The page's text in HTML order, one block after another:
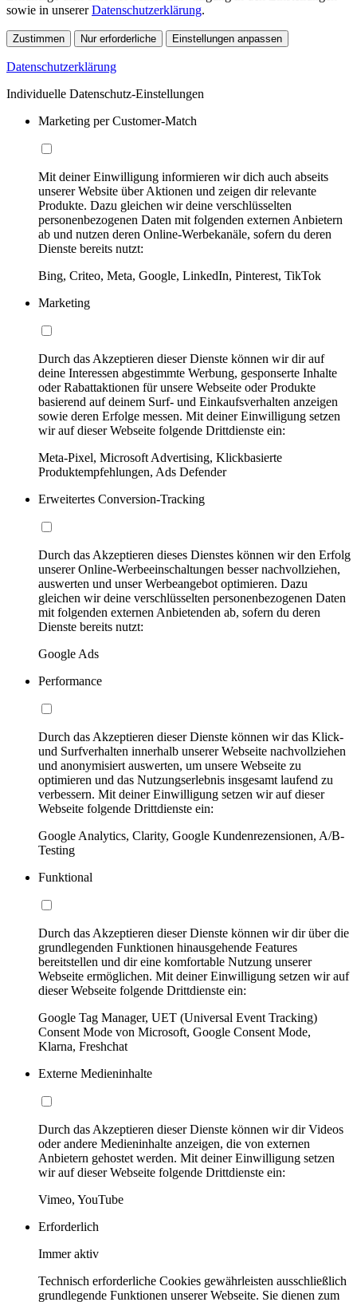
sowie in unsererDatenschutzerklärung.
Zustimmen Nur erforderliche Einstellungen anpassen
Datenschutzerklärung
Individuelle Datenschutz-Einstellungen
Marketing per Customer-Match
Mit deiner Einwilligung informieren wir dich auch abseits
unserer Website über Aktionen und zeigen dir relevante
Produkte. Dazu gleichen wir deine verschlüsselten
personenbezogenen Daten mit folgenden externen Anbietern
ab und nutzen deren Online-Werbekanäle, sofern du deren
Dienste bereits nutzt:
Bing, Criteo, Meta, Google, LinkedIn, Pinterest, TikTok
Marketing
Durch das Akzeptieren dieser Dienste können wir dir auf
deine Interessen abgestimmte Werbung, gesponserte Inhalte
oder Rabattaktionen für unsere Webseite oder Produkte
basierend auf deinem Surf- und Einkaufsverhalten anzeigen
sowie deren Erfolge messen. Mit deiner Einwilligung setzen
wir auf dieser Webseite folgende Drittdienste ein:
Meta-Pixel, Microsoft Advertising, Klickbasierte
Produktempfehlungen, Ads Defender
Erweitertes Conversion-Tracking
Durch das Akzeptieren dieses Dienstes können wir den Erfolg
unserer Online-Werbeeinschaltungen besser nachvollziehen,
auswerten und unser Werbeangebot optimieren. Dazu
gleichen wir deine verschlüsselten personenbezogenen Daten
mit folgenden externen Anbietenden ab, sofern du deren
Dienste bereits nutzt:
Google Ads
Performance
Durch das Akzeptieren dieser Dienste können wir das Klick-
und Surfverhalten innerhalb unserer Webseite nachvollziehen
und anonymisiert auswerten, um unsere Webseite zu
optimieren und das Nutzungserlebnis insgesamt laufend zu
verbessern. Mit deiner Einwilligung setzen wir auf dieser
Webseite folgende Drittdienste ein:
Google Analytics, Clarity, Google Kundenrezensionen, A/B-
Testing
Funktional
Durch das Akzeptieren dieser Dienste können wir dir über die
grundlegenden Funktionen hinausgehende Features
bereitstellen und dir eine komfortable Nutzung unserer
Webseite ermöglichen. Mit deiner Einwilligung setzen wir auf
dieser Webseite folgende Drittdienste ein:
Google Tag Manager, UET (Universal Event Tracking)
Consent Mode von Microsoft, Google Consent Mode,
Klarna, Freshchat
Externe Medieninhalte
Durch das Akzeptieren dieser Dienste können wir dir Videos
oder andere Medieninhalte anzeigen, die von externen
Anbietern gehostet werden. Mit deiner Einwilligung setzen
wir auf dieser Webseite folgende Drittdienste ein:
Vimeo, YouTube
Erforderlich
Immer aktiv
Technisch erforderliche Cookies gewährleisten ausschließlich
grundlegende Funktionen unserer Webseite. Sie dienen zum